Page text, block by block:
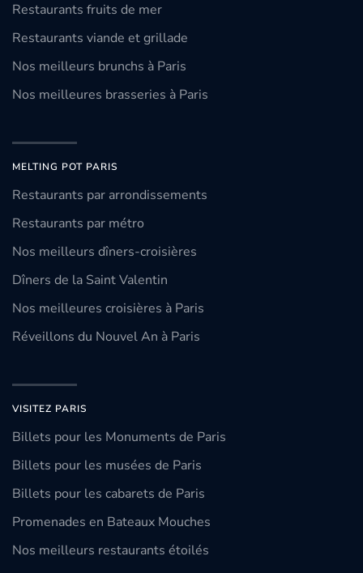
Restaurants fruits de mer
Restaurants viande et grillade
Nos meilleurs brunchs à Paris
Nos meilleures brasseries à Paris
MELTING POT PARIS
Restaurants par arrondissements
Restaurants par métro
Nos meilleurs dîners-croisières
Dîners de la Saint Valentin
Nos meilleures croisières à Paris
Réveillons du Nouvel An à Paris
VISITEZ PARIS
Billets pour les Monuments de Paris
Billets pour les musées de Paris
Billets pour les cabarets de Paris
Promenades en Bateaux Mouches
Nos meilleurs restaurants étoilés